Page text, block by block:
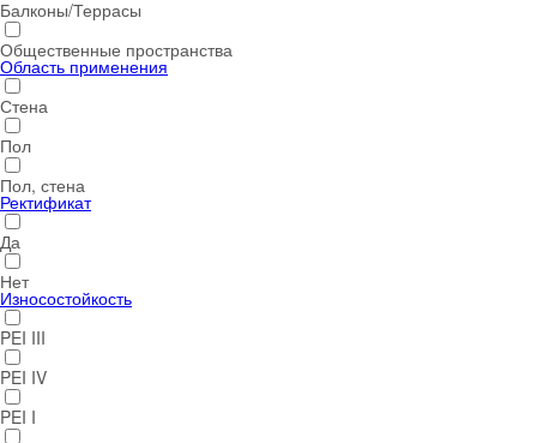
Балконы/Террасы
Общественные пространства
Область применения
Стена
Пол
Пол, стена
Ректификат
Да
Нет
Износостойкость
PEI III
PEI IV
PEI I